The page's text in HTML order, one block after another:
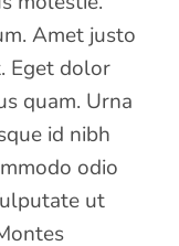
Amet justo
Eget dolor
quam. Urna
id nibh
odio
ut